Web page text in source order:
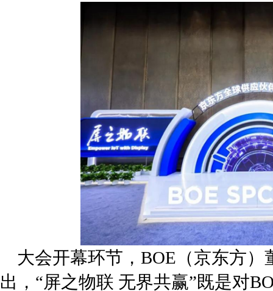
大会开幕环节，BOE（京东方
出，“屏之物联 无界共赢”既是对